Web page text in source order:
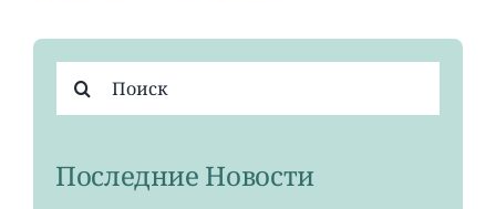
поиска:
Последние Новости